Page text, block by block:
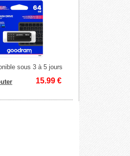
sous 3 à 5 jours
15.99 €